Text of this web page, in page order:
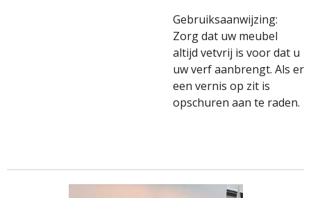
Gebruiksaanwijzing:
Zorg dat uw meubel
altijd vetvrij is voor dat u
uw verf aanbrengt. Als er
een vernis op zit is
opschuren aan te raden.